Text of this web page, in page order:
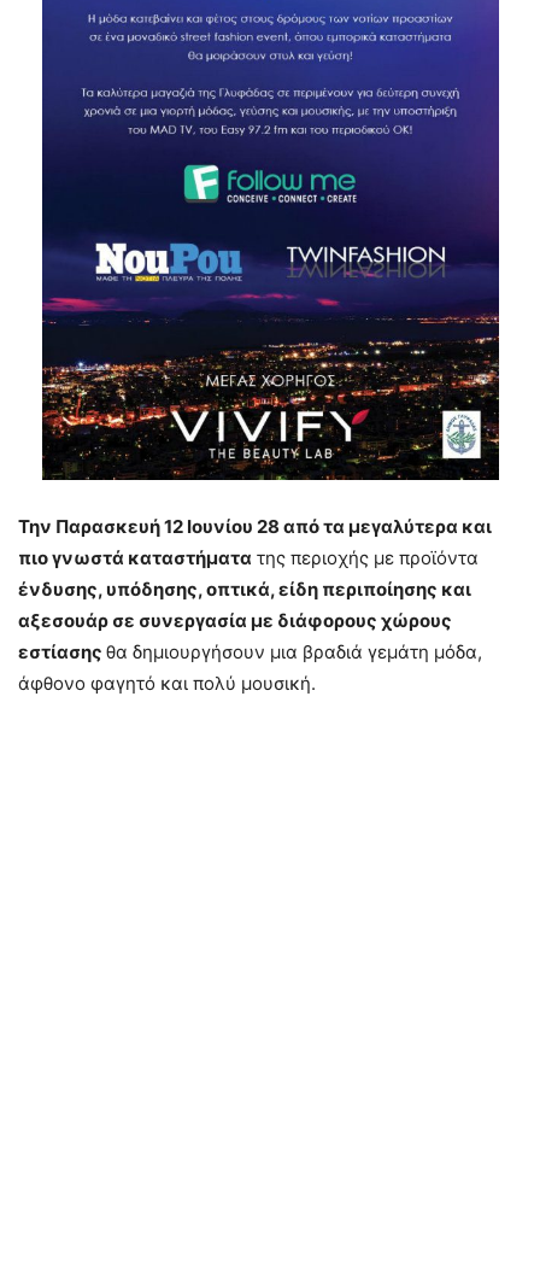
Την Παρασκευή 12 Ιουνίου 28 από τα μεγαλύτερα και
πιο γνωστά καταστήματα της περιοχής με προϊόντα
ένδυσης, υπόδησης, οπτικά, είδη περιποίησης και
αξεσουάρ σε συνεργασία με διάφορους χώρους
εστίασης θα δημιουργήσουν μια βραδιά γεμάτη μόδα,
άφθονο φαγητό και πολύ μουσική.